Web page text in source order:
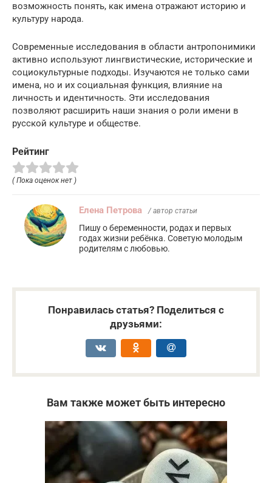
возможность понять, как имена отражают историю и
культуру народа.
Современные исследования в области антропонимики
активно используют лингвистические, исторические и
социокультурные подходы. Изучаются не только сами
имена, но и их социальная функция, влияние на
личность и идентичность. Эти исследования
позволяют расширить наши знания о роли имени в
русской культуре и обществе.
Рейтинг
( Пока оценок нет )
Елена Петрова / автор статьи
Пишу о беременности, родах и первых
годах жизни ребёнка. Советую молодым
родителям с любовью.
Понравилась статья? Поделиться с
друзьями:
Вам также может быть интересно